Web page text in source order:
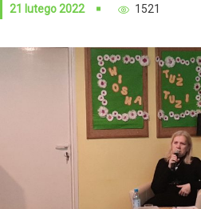
21 lutego 2022 1521